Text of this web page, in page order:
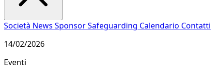
Società News SponsorSafeguarding Calendario Contatti
14/02/2026
Eventi